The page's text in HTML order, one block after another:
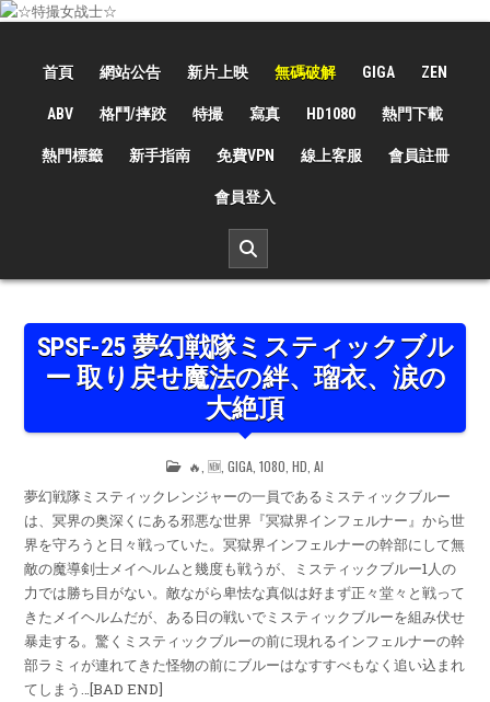
Skip
首頁 網站公告 新片上映 無碼破解 GIGA ZEN
ABV 格鬥/摔跤 特撮 寫真 HD1080 熱門下載
熱門標籤 新手指南 免費VPN 線上客服 會員註冊
會員登入
SPSF-25 夢幻戦隊ミスティックブル
ー 取り戻せ魔法の絆、瑠衣、涙の
大絶頂
POSTED
IN
🔥 🆕 GIGA 1080 HD AI
夢幻戦隊ミスティックレンジャーの一員であるミスティックブルー
は、冥界の奥深くにある邪悪な世界『冥獄界インフェルナー』から世
界を守ろうと日々戦っていた。冥獄界インフェルナーの幹部にして無
敵の魔導剣士メイヘルムと幾度も戦うが、ミスティックブルー1人の
力では勝ち目がない。敵ながら卑怯な真似は好まず正々堂々と戦って
きたメイヘルムだが、ある日の戦いでミスティックブルーを組み伏せ
暴走する。驚くミスティックブルーの前に現れるインフェルナーの幹
部ラミィが連れてきた怪物の前にブルーはなすすべもなく追い込まれ
てしまう…[BAD END]